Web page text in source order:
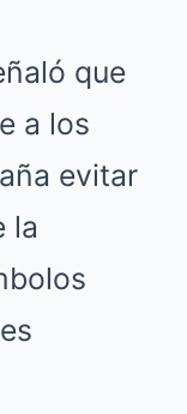
que
a los
evitar
la